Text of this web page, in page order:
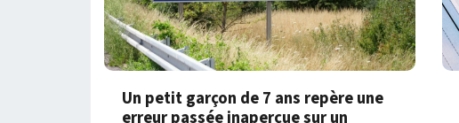
Un petit garçon de 7 ans repère une
erreur passée inaperçue sur un